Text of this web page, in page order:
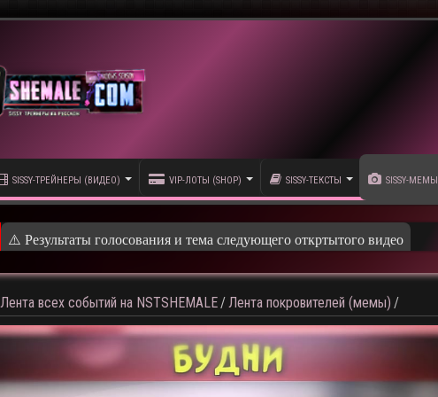
SISSY-ТРЕЙНЕРЫ (ВИДЕО) VIP-ЛОТЫ (SHOP) SISSY-ТЕКСТЫ SISSY-МЕМЫ
⚠️ Результаты голосования и тема следующего откртытого видео
Лента всех событий на NSTSHEMALE / Лента покровителей (мемы) /